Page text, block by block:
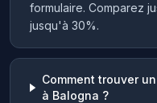
formulaire. Comparez
jusqu'à 30%.
Comment trouver
à Balogna ?